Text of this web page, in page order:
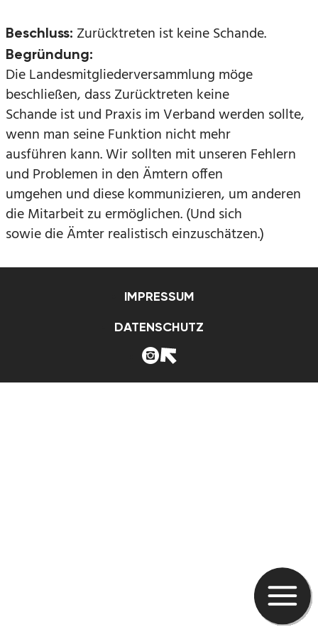
Beschluss: Zurücktreten ist keine Schande.
Begründung:
Die Landesmitgliederversammlung möge
beschließen, dass Zurücktreten keine
Schande ist und Praxis im Verband werden sollte,
wenn man seine Funktion nicht mehr
ausführen kann. Wir sollten mit unseren Fehlern
und Problemen in den Ämtern offen
umgehen und diese kommunizieren, um anderen
die Mitarbeit zu ermöglichen. (Und sich
sowie die Ämter realistisch einzuschätzen.)
IMPRESSUM
DATENSCHUTZ